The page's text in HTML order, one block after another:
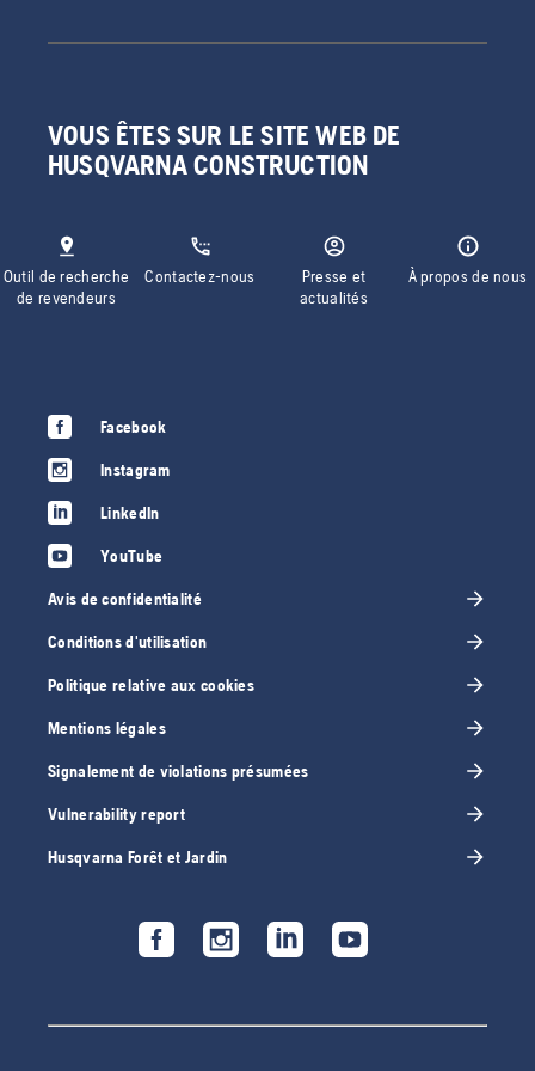
VOUS ÊTES SUR LE SITE WEB DE
HUSQVARNA CONSTRUCTION
Outil de recherche
de revendeurs
Contactez-nous
Presse et
actualités
À propos de nous
Facebook
Instagram
LinkedIn
YouTube
Avis de confidentialité
Conditions d'utilisation
Politique relative aux cookies
Mentions légales
Signalement de violations présumées
Vulnerability report
Husqvarna Forêt et Jardin